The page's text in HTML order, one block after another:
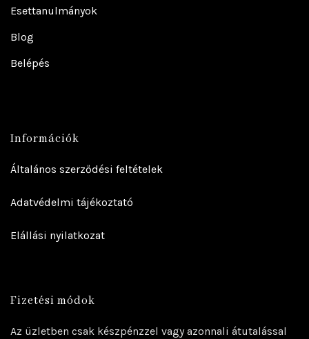
Esettanulmányok
Blog
Belépés
Információk
Általános szerződési feltételek
Adatvédelmi tájékoztató
Elállási nyilatkozat
Fizetési módok
Az üzletben csak készpénzzel vagy azonnali átutalással